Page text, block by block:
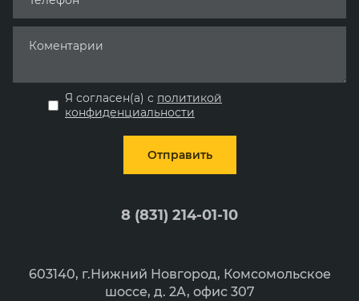
Я согласен(а) с политикой
конфиденциальности
Отправить
8 (831) 214-01-10
603140, г.Нижний Новгород, Комсомольское
шоссе, д. 2А, офис 307